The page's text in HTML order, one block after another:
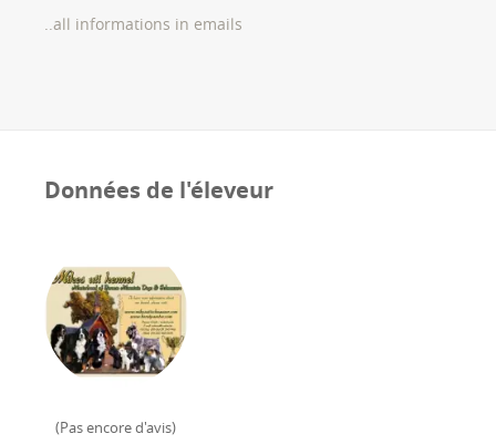
..all informations in emails
Données de l'éleveur
(Pas encore d'avis)